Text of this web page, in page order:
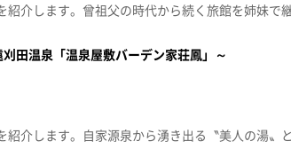
刈田温泉「温泉屋敷バーデン家荘鳳」～